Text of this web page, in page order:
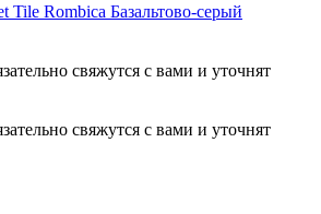
Tile Rombica Базальтово-серый
свяжутся с вами и уточнят
свяжутся с вами и уточнят